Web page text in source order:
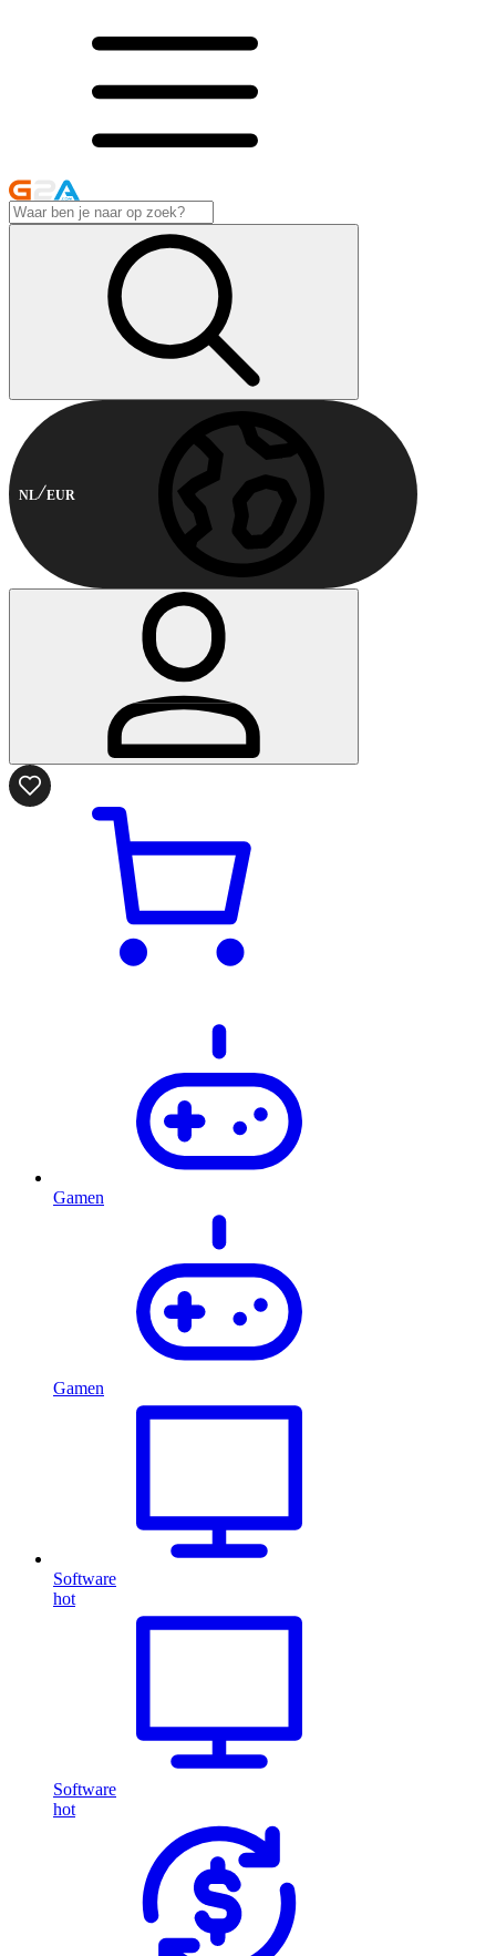
NL EUR
Gamen
Gamen
Software
hot
Software
hot